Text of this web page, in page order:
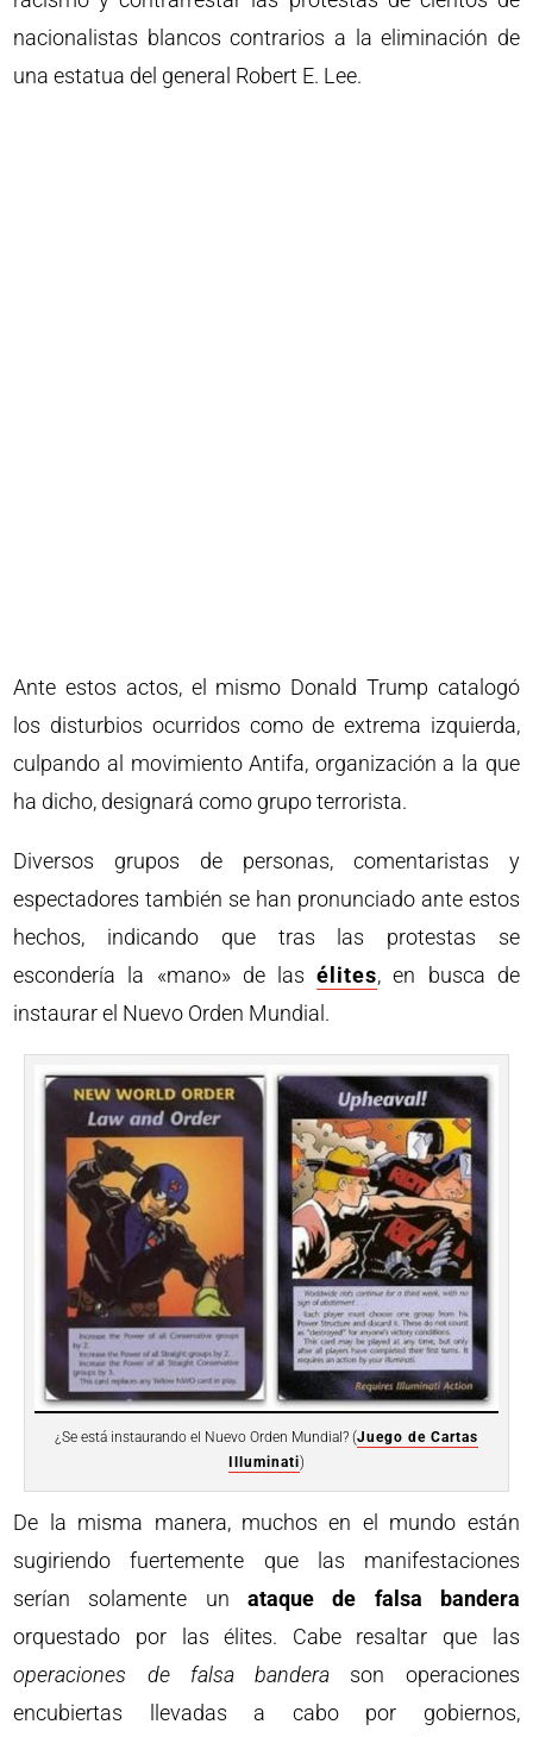
nacionalistas blancos contrarios a la eliminación de
una estatua del general Robert E. Lee.
Ante estos actos, el mismo Donald Trump catalogó
los disturbios ocurridos como de extrema izquierda,
culpando al movimiento Antifa, organización a la que
ha dicho, designará como grupo terrorista.
Diversos grupos de personas, comentaristas y
espectadores también se han pronunciado ante estos
hechos, indicando que tras las protestas se
escondería la «mano» de lasélites, en busca de
instaurar el Nuevo Orden Mundial.
¿Se está instaurando el Nuevo Orden Mundial? (Juego de Cartas
Illuminati)
De la misma manera, muchos en el mundo están
sugiriendo fuertemente que las manifestaciones
serían solamente un ataque de falsa bandera
orquestado por las élites. Cabe resaltar que las
operaciones de falsa bandera son operaciones
encubiertas llevadas a cabo por gobiernos,